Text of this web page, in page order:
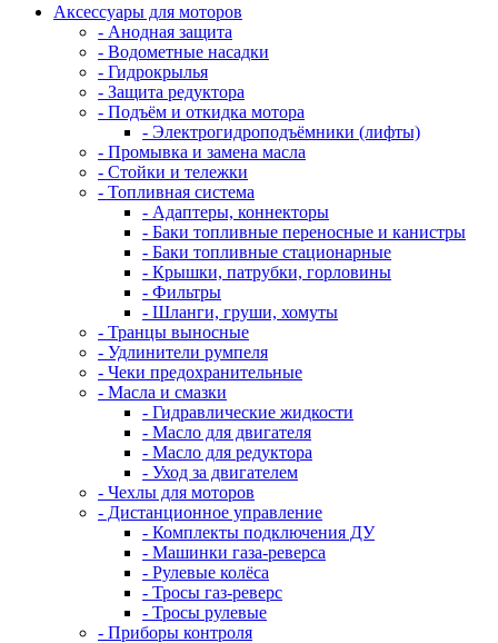
Аксессуары для моторов
- Анодная защита
- Водометные насадки
- Гидрокрылья
- Защита редуктора
- Подъём и откидка мотора
- Электрогидроподъёмники (лифты)
- Промывка и замена масла
- Стойки и тележки
- Топливная система
- Адаптеры, коннекторы
- Баки топливные переносные и канистры
- Баки топливные стационарные
- Крышки, патрубки, горловины
- Фильтры
- Шланги, груши, хомуты
- Транцы выносные
- Удлинители румпеля
- Чеки предохранительные
- Масла и смазки
- Гидравлические жидкости
- Масло для двигателя
- Масло для редуктора
- Уход за двигателем
- Чехлы для моторов
- Дистанционное управление
- Комплекты подключения ДУ
- Машинки газа-реверса
- Рулевые колёса
- Тросы газ-реверс
- Тросы рулевые
- Приборы контроля